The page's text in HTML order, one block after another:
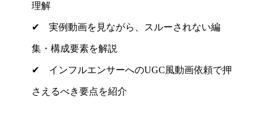
理解
✔︎ 実例動画を見ながら、スルーされない編
集・構成要素を解説
✔︎ インフルエンサーへのUGC風動画依頼で押
さえるべき要点を紹介